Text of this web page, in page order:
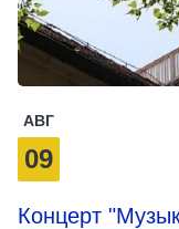
АВГ
09
Концерт